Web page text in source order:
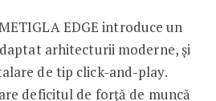
EDGE introduce un
arhitecturii moderne, și
de tip click-and-play.
deficitul de forță de muncă